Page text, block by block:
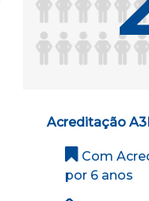
Acreditação
Com
por 6 anos